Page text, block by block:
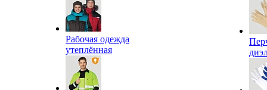
Рабочая одежда
утеплённая